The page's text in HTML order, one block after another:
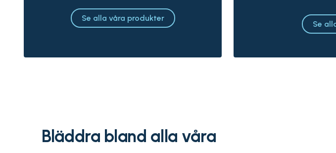
Se alla våra produkter
Se
Bläddra bland alla våra